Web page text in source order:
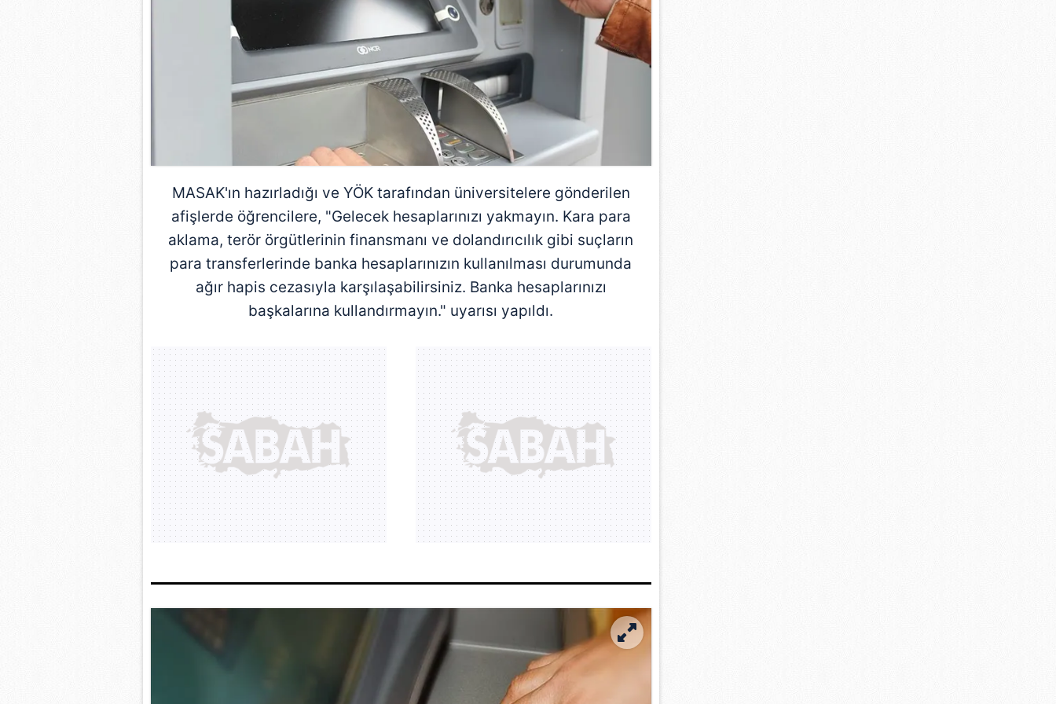
mevzuata uygun olarak kullanılan çerezlerle ilgili bilgi almak için lütfentıklayınız.
MASAK'ın hazırladığı ve YÖKtarafından üniversitelere gönderilen
afişlerde öğrencilere, "Gelecek hesaplarınızı yakmayın. Kara para
aklama, terör örgütlerinin finansmanı ve dolandırıcılık gibi suçların
para transferlerinde banka hesaplarınızın kullanılması durumunda
ağır hapis cezasıyla karşılaşabilirsiniz. Banka hesaplarınızı
başkalarına kullandırmayın." uyarısı yapıldı.